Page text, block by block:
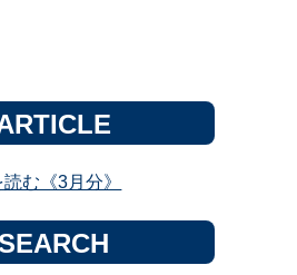
む《3月分》